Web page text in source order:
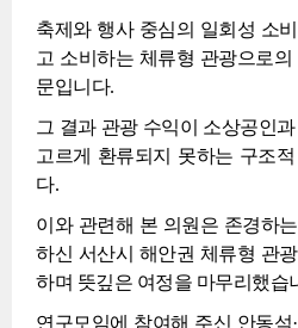
축제와 행사 중심의 일회성 소
고 소비하는 체류형 관광으로
문입니다.
그 결과 관광 수익이 소상공인
고르게 환류되지 못하는 구조
다.
이와 관련해 본 의원은 존경하
하신 서산시 해안권 체류형 관
하며 뜻깊은 여정을 마무리했습
연구모임에 참여해 주신 안동석